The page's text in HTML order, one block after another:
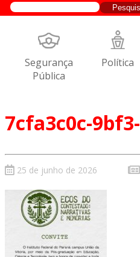
Segurança
Pública
Política
7cfa3c0c-
25 de junho de 2026